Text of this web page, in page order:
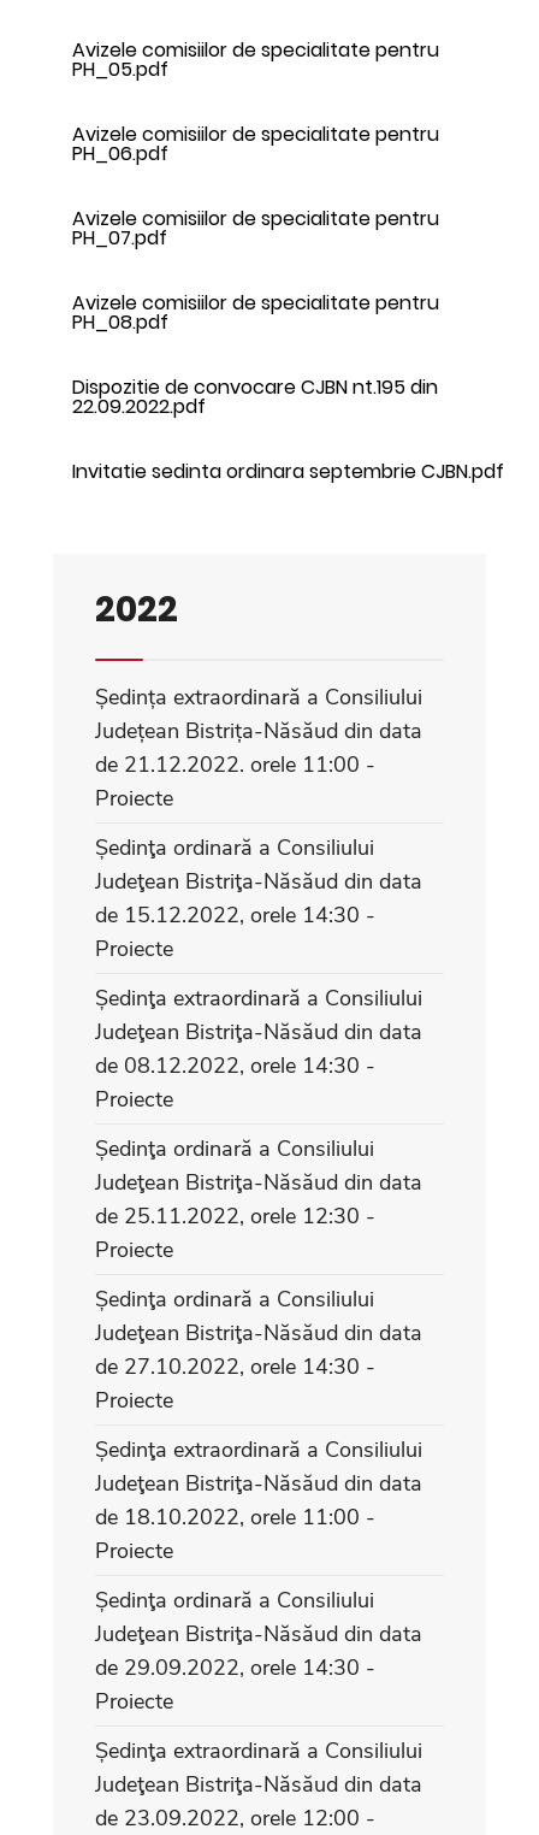
Avizele comisiilor de specialitate pentru
PH_05.pdf
Avizele comisiilor de specialitate pentru
PH_06.pdf
Avizele comisiilor de specialitate pentru
PH_07.pdf
Avizele comisiilor de specialitate pentru
PH_08.pdf
Dispozitie de convocare CJBN nt.195 din
22.09.2022.pdf
Invitatie sedinta ordinara septembrie CJBN.pdf
2022
Ședința extraordinară a Consiliului
Județean Bistrița-Năsăud din data
de 21.12.2022. orele 11:00 -
Proiecte
Ședinţa ordinară a Consiliului
Judeţean Bistriţa-Năsăud din data
de 15.12.2022, orele 14:30 -
Proiecte
Ședinţa extraordinară a Consiliului
Judeţean Bistriţa-Năsăud din data
de 08.12.2022, orele 14:30 -
Proiecte
Ședinţa ordinară a Consiliului
Judeţean Bistriţa-Năsăud din data
de 25.11.2022, orele 12:30 -
Proiecte
Ședinţa ordinară a Consiliului
Judeţean Bistriţa-Năsăud din data
de 27.10.2022, orele 14:30 -
Proiecte
Ședinţa extraordinară a Consiliului
Judeţean Bistriţa-Năsăud din data
de 18.10.2022, orele 11:00 -
Proiecte
Ședinţa ordinară a Consiliului
Judeţean Bistriţa-Năsăud din data
de 29.09.2022, orele 14:30 -
Proiecte
Ședinţa extraordinară a Consiliului
Judeţean Bistriţa-Năsăud din data
de 23.09.2022, orele 12:00 -